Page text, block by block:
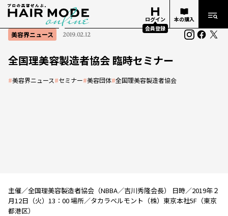
ログイン
会員登録
本の購入
美容界ニュース 2019.02.12
全国理美容製造者協会 臨時セミナー
#美容界ニュース#セミナー#美容団体#全国理美容製造者協会
主催／全国理美容製造者協会（NBBA／吉川秀隆会長） 日時／2019年２
月12日（火）13：00 場所／タカラベルモント（株）東京本社5F（東京
都港区）